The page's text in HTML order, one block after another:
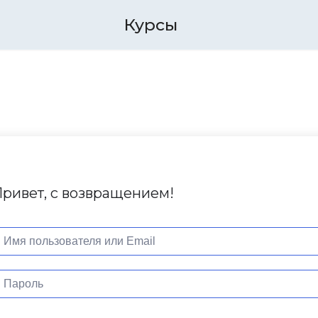
Курсы
с возвращением!